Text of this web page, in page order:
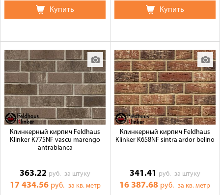
Купить Купить
Клинкерный кирпич Feldhaus
Klinker K775NF vascu marengo
antrablanca
363.22 руб.за штуку
17 434.56 руб. за кв. метр
Клинкерный кирпич Feldhaus
Klinker K658NF sintra ardor belino
341.41 руб. за штуку
16 387.68 руб.за кв. метр